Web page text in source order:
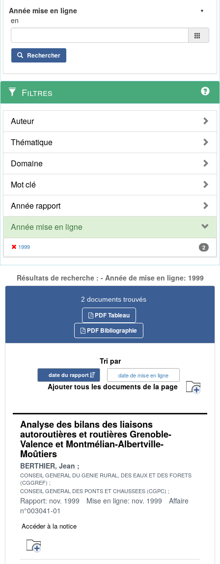
en
Rechercher
Filtres
Auteur
Thématique
Domaine
Mot clé
Année rapport
Année mise en ligne
1999 2
Résultats de recherche : - Année de mise en ligne: 1999
2 documents trouvés
PDF Tableau
PDF Bibliographie
Tri par
date du rapport date de mise en ligne
Ajouter tous les documents de la page
Analyse des bilans des liaisons
autoroutières et routières Grenoble-
Valence et Montmélian-Albertville-
Moûtiers
BERTHIER, Jean
CONSEIL GENERAL DU GENIE RURAL, DES EAUX ET DES FORETS
(CGGREF)
CONSEIL GENERAL DES PONTS ET CHAUSSEES (CGPC)
Rapport: nov. 1999 Mise en ligne: nov. 1999
Affaire
n°003041-01
Accéder à la notice